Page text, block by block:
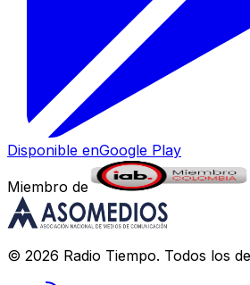
Disponible enGoogle Play
Miembro de
© 2026 Radio Tiempo. Todos los